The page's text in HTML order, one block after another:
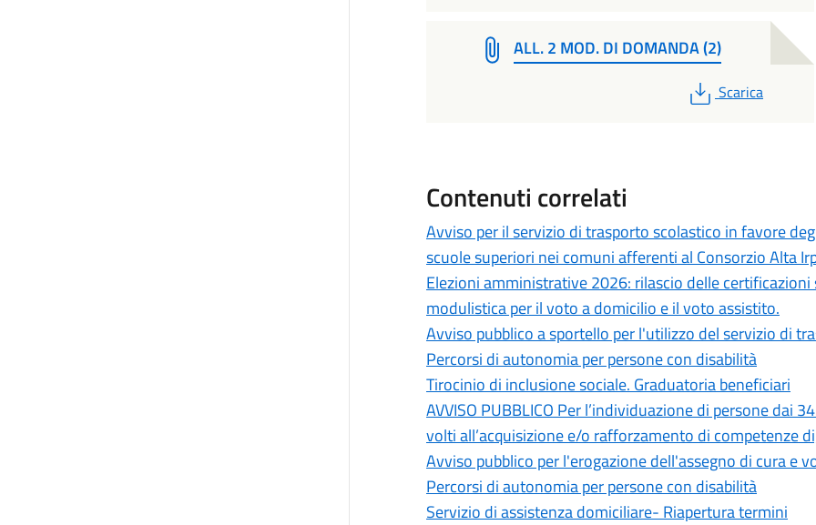
ALL. 2 MOD. DI DOMANDA (2)
PDF
Scarica
Contenuti correlati
Avviso per il servizio di trasporto scolastico in favore
scuole superiori nei comuni afferenti al Consorzio Alta
Elezioni amministrative 2026: rilascio delle
modulistica per il voto a domicilio e il voto assistito.
Avviso pubblico a sportello per l'utilizzo del servizio di
Percorsi di autonomia per persone con disabilità
Tirocinio di inclusione sociale. Graduatoria beneficiari
AVVISO PUBBLICO Per l’individuazione di persone dai
volti all’acquisizione e/o rafforzamento di competenze
Avviso pubblico per l'erogazione dell'assegno di cura e
Percorsi di autonomia per persone con disabilità
Servizio di assistenza domiciliare- Riapertura termini